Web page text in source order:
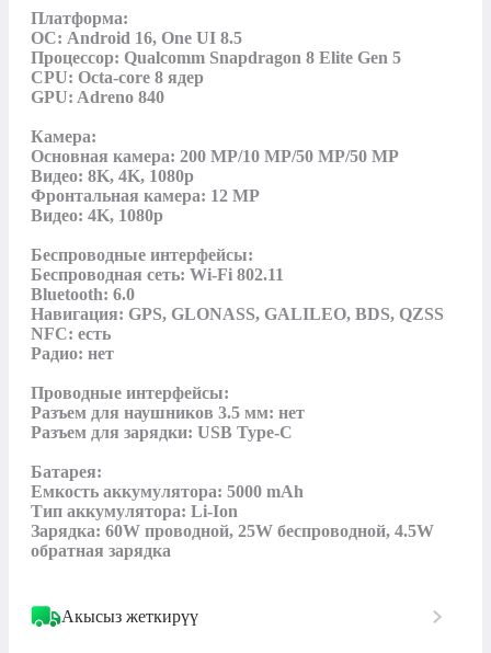
Платформа:
ОС: Android 16, One UI 8.5
Процессор: Qualcomm Snapdragon 8 Elite Gen 5
CPU: Octa-core 8 ядер
GPU: Adreno 840
Камера:
Основная камера: 200 MP/10 MP/50 MP/50 MP
Видео: 8K, 4K, 1080p
Фронтальная камера: 12 MP
Видео: 4K, 1080p
Беспроводные интерфейсы:
Беспроводная сеть: Wi-Fi 802.11
Bluetooth: 6.0
Навигация: GPS, GLONASS, GALILEO, BDS, QZSS
NFC: есть
Радио: нет
Проводные интерфейсы:
Разъем для наушников 3.5 мм: нет
Разъем для зарядки: USB Type-C
Батарея:
Емкость аккумулятора: 5000 mAh
Тип аккумулятора: Li-Ion
Зарядка: 60W проводной, 25W беспроводной, 4.5W
обратная зарядка
Акысыз жеткирүү